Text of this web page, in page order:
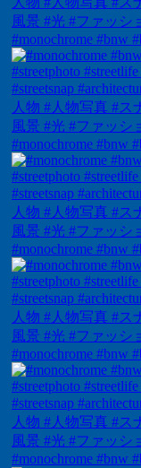
#monochrome #bnw
#monochrome #bnw
#monochrome #bnw
#monochrome #bnw
#monochrome #bnw